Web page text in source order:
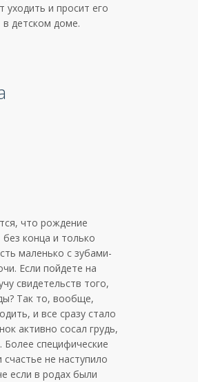
уходить и просит его
детском доме.
что рождение
конца и только
маленько с зубами-
Если пойдете на
свидетельств того,
Так то, вообще,
и все сразу стало
активно сосал грудь,
Более специфические
не наступило
если в родах были